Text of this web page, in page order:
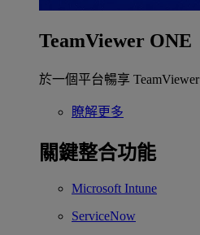
TeamViewer ONE
於一個平台暢享
瞭解更多
關鍵整合功能
Microsoft Intune
ServiceNow